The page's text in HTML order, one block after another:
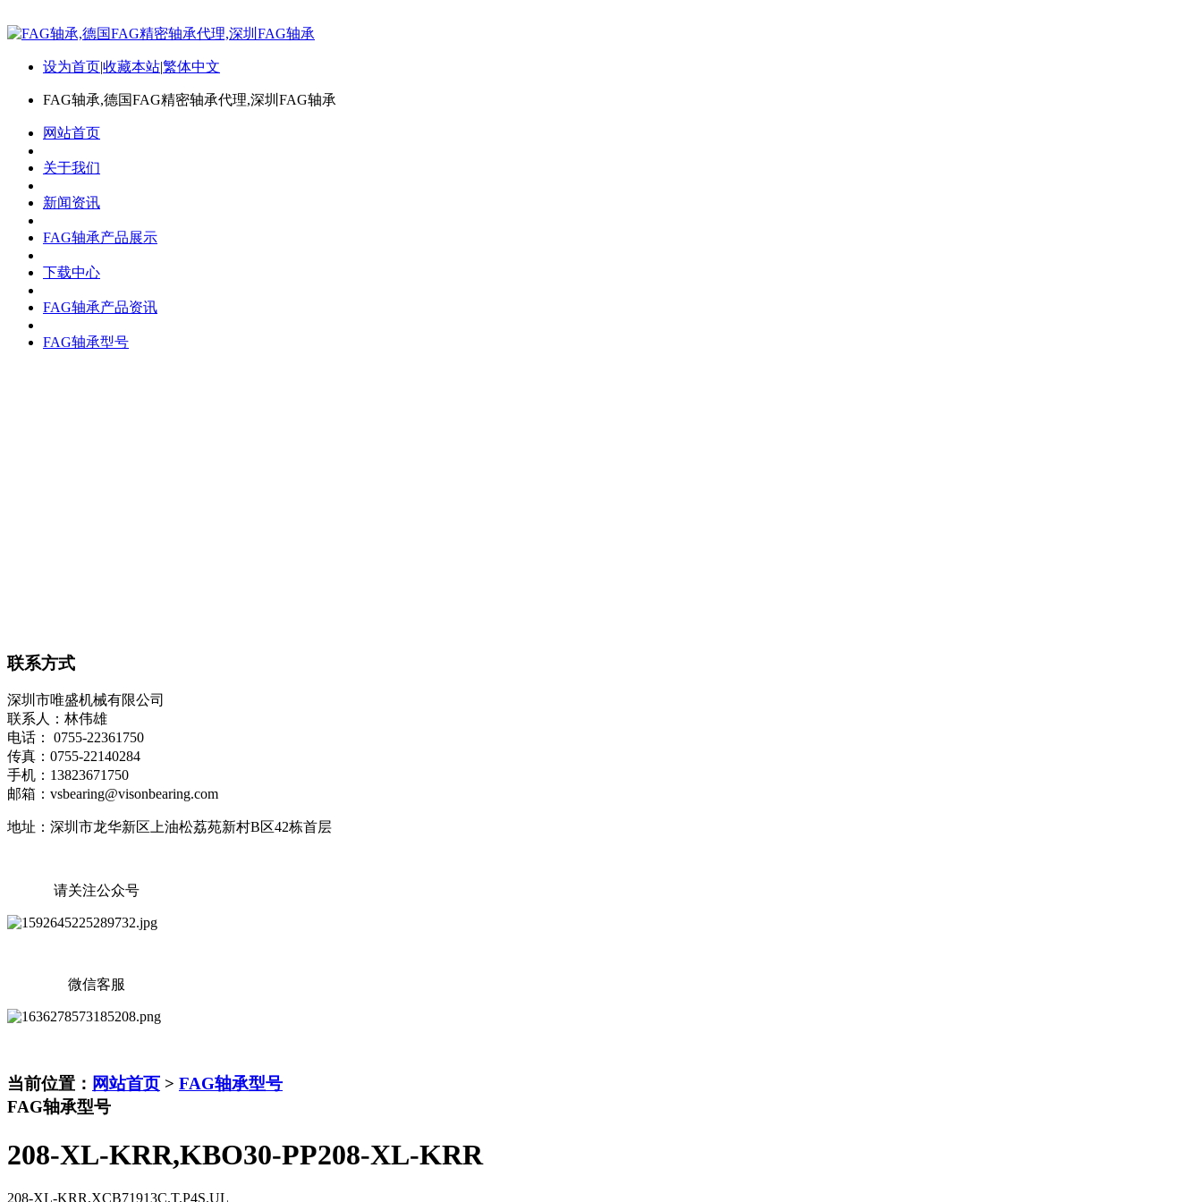
设为首页|收藏本站|繁体中文
FAG轴承,德国FAG精密轴承代理,深圳FAG轴承
网站首页
关于我们
新闻资讯
FAG轴承产品展示
下载中心
FAG轴承产品资讯
FAG轴承型号
联系方式
深圳市唯盛机械有限公司
联系人：林伟雄
电话： 0755-22361750
传真：0755-22140284
手机：13823671750
邮箱：vsbearing@visonbearing.com
地址：深圳市龙华新区上油松荔苑新村B区42栋首层
请关注公众号
微信客服
当前位置： 网站首页 > FAG轴承型号
FAG轴承型号
208-XL-KRR,KBO30-PP208-XL-KRR
208-XL-KRR,XCB71913C.T.P4S.UL